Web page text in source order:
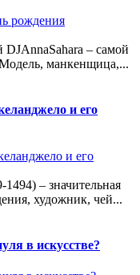
DJAnnaSahara – самой
манкенщица,...
и его
– значительная
художник, чей...
в искусстве?